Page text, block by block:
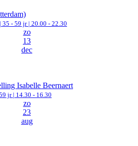
35 - 59 jr | 20.00 - 22.30
zo
13
dec
Isabelle Beernaert
jr | 14.30 - 16.30
zo
23
aug